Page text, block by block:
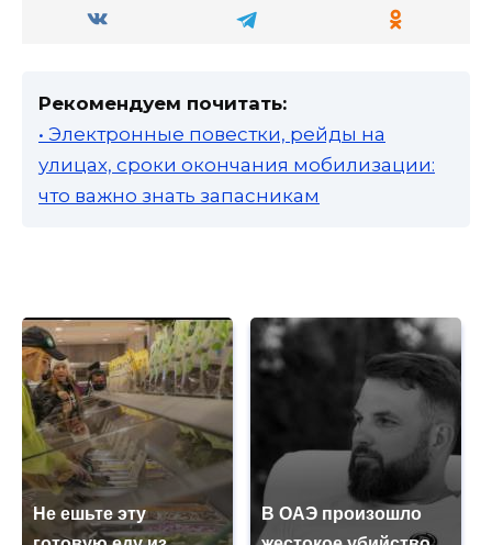
Рекомендуем почитать:
• Электронные повестки, рейды на
улицах, сроки окончания мобилизации:
что важно знать запасникам
Не ешьте эту
В ОАЭ произошло